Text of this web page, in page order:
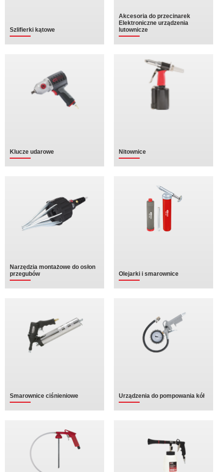
Szlifierki kątowe
Akcesoria do przecinarek
Elektroniczne urządzenia
lutownicze
Klucze udarowe Nitownice
Narzędzia montażowe do osłon
przegubów
Olejarki i smarownice
Smarownice ciśnieniowe Urządzenia do pompowania kół